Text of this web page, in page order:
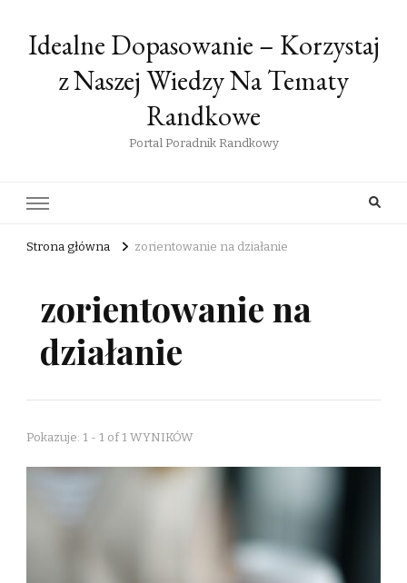
Idealne Dopasowanie – Korzystaj
z Naszej Wiedzy Na Tematy
Randkowe
Portal Poradnik Randkowy
Strona główna zorientowanie na działanie
zorientowanie na
działanie
Pokazuje: 1 - 1 of 1 WYNIKÓW